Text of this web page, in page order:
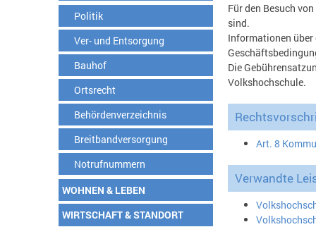
Politik
Ver- und Entsorgung
Bauhof
Ortsrecht
Behördenverzeichnis
Breitbandversorgung
Notrufnummern
WOHNEN & LEBEN
WIRTSCHAFT & STANDORT
Für den Besuch
sind.
Informationen über
Die
Volkshochschule.
Art. 8
Verwandte